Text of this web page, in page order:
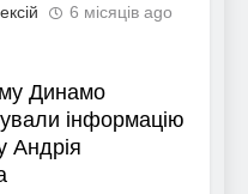
6 місяців ago
Динамо
інформацію
Андрія